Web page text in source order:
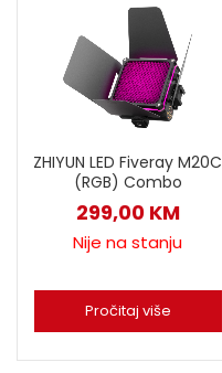
ZHIYUN LED Fiveray M20C
(RGB) Combo
299,00 KM
Nije na stanju
Pročitaj više